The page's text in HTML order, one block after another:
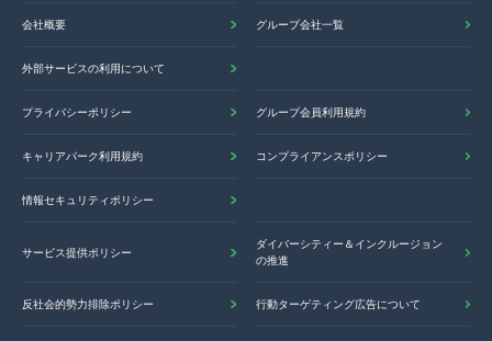
会社概要 グループ会社一覧
外部サービスの利用について
プライバシーポリシー グループ会員利用規約
キャリアパーク利用規約 コンプライアンスポリシー
情報セキュリティポリシー
サービス提供ポリシー
ダイバーシティー＆インクルージョン
の推進
反社会的勢力排除ポリシー 行動ターゲティング広告について